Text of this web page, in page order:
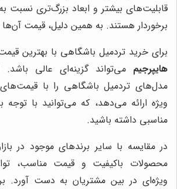
قابلیت‌های بیشتر و ابعاد بزرگ‌تری نسبت
برخوردار هستند. به همین دلیل، قیمت آن‌ها
برای خرید تردمیل باشگاهی با بهترین
هایپرجیم می‌تواند گزینه‌ای عالی باشد.
مدل‌های تردمیل باشگاهی را با
ویژه ارائه می‌دهد، که می‌توانید با توجه
مناسبی داشته باشید.
در مقایسه با سایر برندهای موجود در
محصولات باکیفیت و قیمت مناسب،